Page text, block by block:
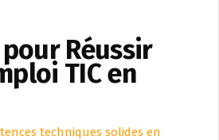
Réussir
TIC en
techniques solides en